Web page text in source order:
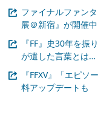
ファイナルファン
展＠新宿』が開催中
『FF』史30年を
が遺した言葉とは…
『FFXV』「エピ
料アップデートも